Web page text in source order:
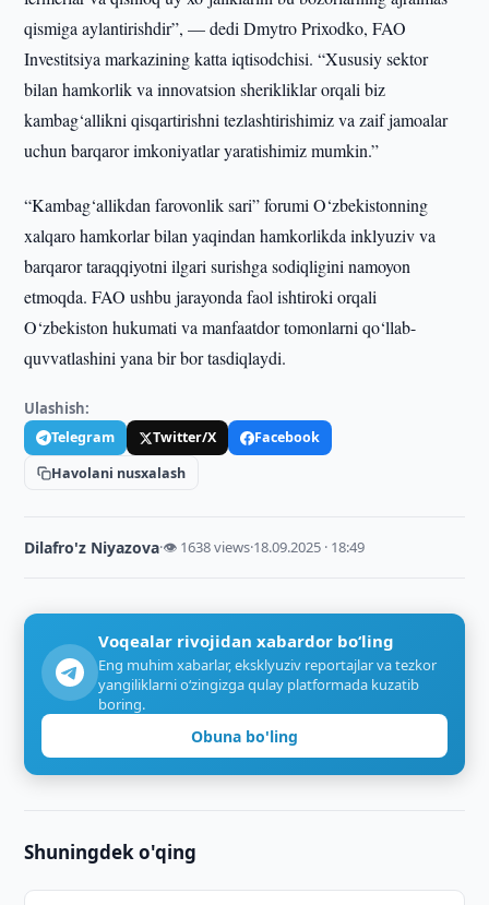
qismiga aylantirishdir”, — dedi Dmytro Prixodko, FAO
Investitsiya markazining katta iqtisodchisi. “Xususiy sektor
bilan hamkorlik va innovatsion sherikliklar orqali biz
kambag‘allikni qisqartirishni tezlashtirishimiz va zaif jamoalar
uchun barqaror imkoniyatlar yaratishimiz mumkin.”
“Kambag‘allikdan farovonlik sari” forumi O‘zbekistonning
xalqaro hamkorlar bilan yaqindan hamkorlikda inklyuziv va
barqaror taraqqiyotni ilgari surishga sodiqligini namoyon
etmoqda. FAO ushbu jarayonda faol ishtiroki orqali
O‘zbekiston hukumati va manfaatdor tomonlarni qo‘llab-
quvvatlashini yana bir bor tasdiqlaydi.
Ulashish:
Telegram Twitter/X
Facebook
Havolani nusxalash
Dilafro'z Niyazova·👁 1638 views·18.09.2025 · 18:49
Voqealar rivojidan xabardor bo‘ling
Eng muhim xabarlar, eksklyuziv reportajlar va tezkor
yangiliklarni o‘zingizga qulay platformada kuzatib
boring.
Obuna bo'ling
Shuningdek o'qing